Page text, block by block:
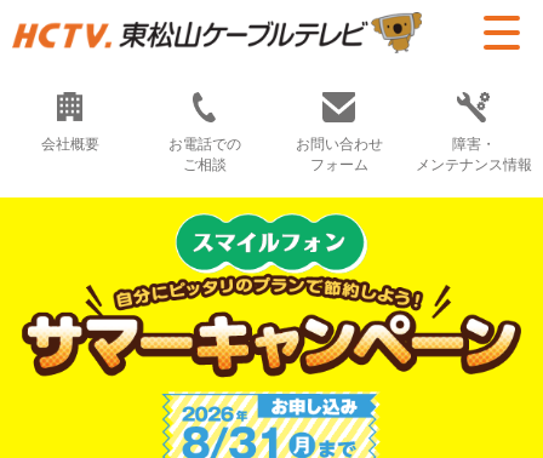
会社概要
お電話での
ご相談
お問い合わせ
フォーム
障害・
メンテナンス情報